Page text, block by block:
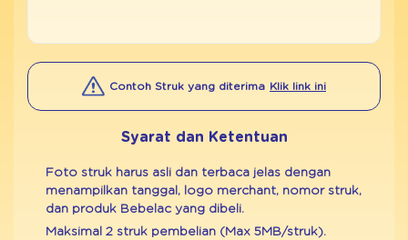
Contoh Struk yang diterima Klik link ini
Syarat dan Ketentuan
Foto struk harus asli dan terbaca jelas dengan
menampilkan tanggal, logo merchant, nomor struk,
dan produk Bebelac yang dibeli.
Maksimal 2 struk pembelian (Max 5MB/struk).